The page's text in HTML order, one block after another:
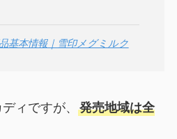
基本情報｜雪印メグミルク
ィですが、 発売地域は全